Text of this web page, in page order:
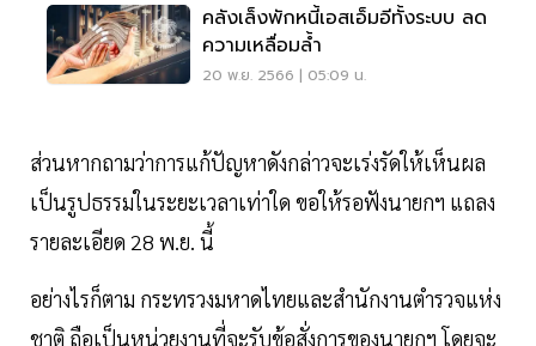
คลังเล็งพักหนี้เอสเอ็มอีทั้งระบบ ลด
ความเหลื่อมล้ำ
20 พ.ย. 2566 | 05:09 น.
ส่วนหากถามว่าการแก้ปัญหาดังกล่าวจะเร่งรัดให้เห็นผล
เป็นรูปธรรมในระยะเวลาเท่าใด ขอให้รอฟังนายกฯ แถลง
รายละเอียด 28 พ.ย. นี้
อย่างไรก็ตาม กระทรวงมหาดไทยและสำนักงานตำรวจแห่ง
ชาติ ถือเป็นหน่วยงานที่จะรับข้อสั่งการของนายกฯ โดยจะ